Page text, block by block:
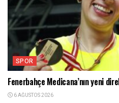
SPOR
Fenerbahçe Medicana’nın yeni
6 AĞUSTOS 2026